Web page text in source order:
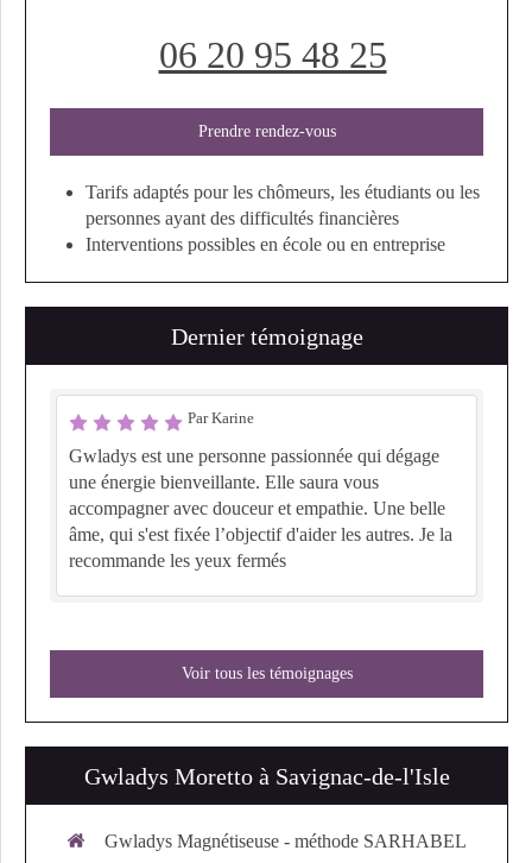
06 20 95 48 25
Prendre rendez-vous
Tarifs adaptés pour les chômeurs, les étudiants ou les
personnes ayant des difficultés financières
Interventions possibles en école ou en entreprise
Dernier témoignage
Par Karine
Gwladys est une personne passionnée qui dégage
une énergie bienveillante. Elle saura vous
accompagner avec douceur et empathie. Une belle
âme, qui s'est fixée l’objectif d'aider les autres. Je la
recommande les yeux fermés
Voir tous les témoignages
Gwladys Moretto à Savignac-de-l'Isle
Gwladys Magnétiseuse - méthode SARHABEL